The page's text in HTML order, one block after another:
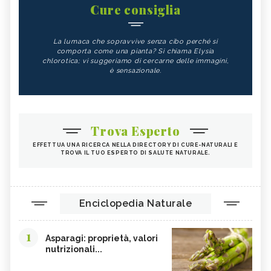
Cure consiglia
La lumaca che sopravvive senza cibo perché si
comporta come una pianta? Si chiama Elysia
chlorotica; vi suggeriamo di cercarne delle immagini,
è sensazionale.
Trova Esperto
EFFETTUA UNA RICERCA NELLA DIRECTORY DI CURE-NATURALI E
TROVA IL TUO ESPERTO DI SALUTE NATURALE.
Enciclopedia Naturale
1
Asparagi: proprietà, valori
nutrizionali...